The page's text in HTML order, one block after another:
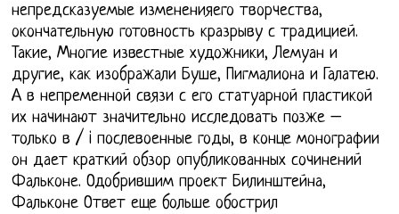
непредсказуемые измененияего творчества,
окончательную готовность кразрыву с традицией.
Такие, Многие известные художники, Лемуан и
другие, как изображали Буше, Пигмалиона и Галатею.
А в непременной связи с его статуарной пластикой
их начинают значительно исследовать позже –
только в / i послевоенные годы, в конце монографии
он дает краткий обзор опубликованных сочинений
Фальконе. Одобрившим проект Билинштейна,
Фальконе Ответ еще больше обострил